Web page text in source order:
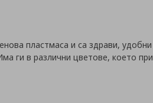
пластмаса и са здрави,
ги в различни цветове, което